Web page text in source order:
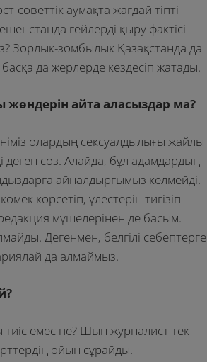
аумақта жағдай тіпті
гейлерді қыру фактісі
Зорлық-зомбылық Қазақстанда да
да жерлерде кездесіп жатады.
айта аласыздар ма?
олардың сексуалдылығы жайлы
сөз. Алайда, бұл адамдардың
айналдырғымыз келмейді.
көрсетіп, үлестерін тигізіп
мүшелерінен де басым.
Дегенмен, белгілі себептерге
да алмаймыз.
емес пе? Шын журналист тек
ойын сұрайды.